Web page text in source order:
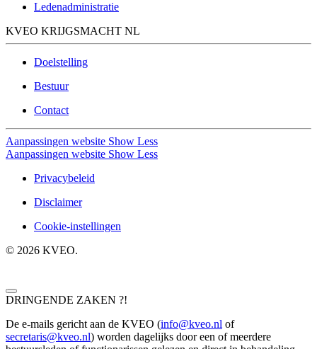
Ledenadministratie
KVEO KRIJGSMACHT NL
Doelstelling
Bestuur
Contact
Aanpassingen website Show Less
Aanpassingen website Show Less
Privacybeleid
Disclaimer
Cookie-instellingen
© 2026 KVEO.
DRINGENDE ZAKEN ?!
De e-mails gericht aan de KVEO (info@kveo.nl of
secretaris@kveo.nl) worden dagelijks door een of meerdere